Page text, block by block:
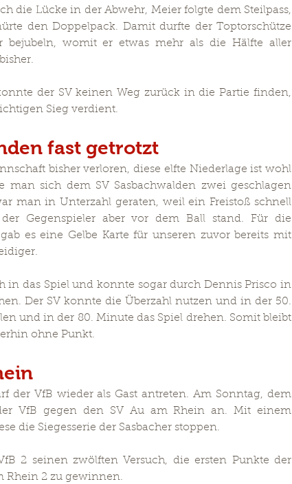
die Lücke in der Abwehr, Meier folgte dem Steilpass,
den Doppelpack. Damit durfte der Toptorschütze
bejubeln, womit er etwas mehr als die Hälfte aller
der SV keinen Weg zurück in die Partie finden,
Sieg verdient.
fast getrotzt
bisher verloren, diese elfte Niederlage ist wohl
man sich dem SV Sasbachwalden zwei geschlagen
man in Unterzahl geraten, weil ein Freistoß schnell
Gegenspieler aber vor dem Ball stand. Für die
es eine Gelbe Karte für unseren zuvor bereits mit
in das Spiel und konnte sogar durch Dennis Prisco in
Der SV konnte die Überzahl nutzen und in der 50.
und in der 80. Minute das Spiel drehen. Somit bleibt
ohne Punkt.
der VfB wieder als Gast antreten. Am Sonntag, dem
VfB gegen den SV Au am Rhein an. Mit einem
die Siegesserie der Sasbacher stoppen.
2 seinen zwölften Versuch, die ersten Punkte der
Rhein 2 zu gewinnen.